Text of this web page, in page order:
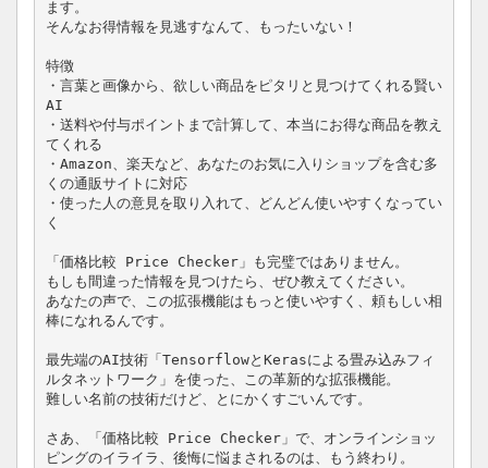
ます。
そんなお得情報を見逃すなんて、もったいない！
特徴
・言葉と画像から、欲しい商品をピタリと見つけてくれる賢い
AI
・送料や付与ポイントまで計算して、本当にお得な商品を教え
てくれる
・Amazon、楽天など、あなたのお気に入りショップを含む多
くの通販サイトに対応
・使った人の意見を取り入れて、どんどん使いやすくなってい
く
「価格比較 Price Checker」も完璧ではありません。
もしも間違った情報を見つけたら、ぜひ教えてください。
あなたの声で、この拡張機能はもっと使いやすく、頼もしい相
棒になれるんです。
最先端のAI技術「TensorflowとKerasによる畳み込みフィ
ルタネットワーク」を使った、この革新的な拡張機能。
難しい名前の技術だけど、とにかくすごいんです。
さあ、「価格比較 Price Checker」で、オンラインショッ
ピングのイライラ、後悔に悩まされるのは、もう終わり。